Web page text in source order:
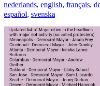
nederlands, english, français,
español, svenska